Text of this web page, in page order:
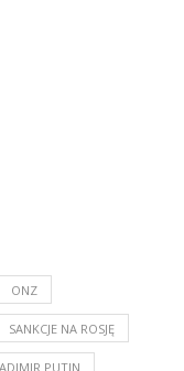
ONZ
SANKCJE NA ROSJĘ
PUTIN